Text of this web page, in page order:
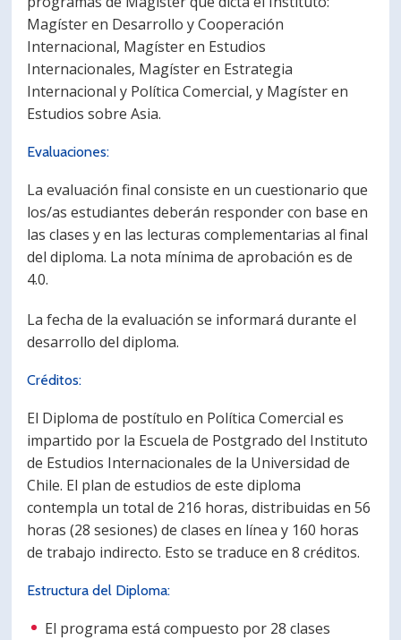
Magíster en Desarrollo y Cooperación
Internacional, Magíster en Estudios
Internacionales, Magíster en Estrategia
Internacional y Política Comercial, y Magíster en
Estudios sobre Asia.
Evaluaciones:
La evaluación final consiste en un cuestionario que
los/as estudiantes deberán responder con base en
las clases y en las lecturas complementarias al final
del diploma. La nota mínima de aprobación es de
4.0.
La fecha de la evaluación se informará durante el
desarrollo del diploma.
Créditos:
El Diploma de postítulo en Política Comercial es
impartido por la Escuela de Postgrado del Instituto
de Estudios Internacionales de la Universidad de
Chile. El plan de estudios de este diploma
contempla un total de 216 horas, distribuidas en 56
horas (28 sesiones) de clases en línea y 160 horas
de trabajo indirecto. Esto se traduce en 8 créditos.
Estructura del Diploma:
El programa está compuesto por 28 clases